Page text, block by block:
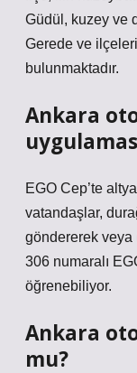
Güdül, kuzey ve
Gerede ve
bulunmaktadır.
Ankara
EGO Cep’te
vatandaşlar,
göndererek veya
306 numaralı
öğrenebiliyor.
Ankara
mu?